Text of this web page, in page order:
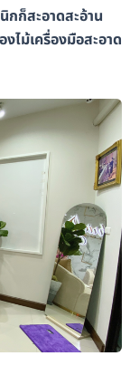
กก็สะอาดสะอ้าน
ไม้เครื่องมือสะอาด